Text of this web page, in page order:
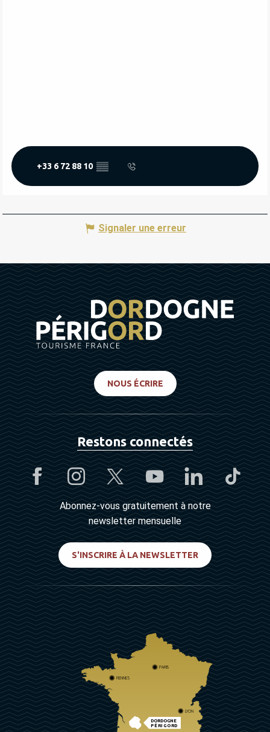
+33 6 72 88 10 ▒▒
Signaler une erreur
NOUS ÉCRIRE
Restons connectés
Abonnez-vous gratuitement à notre
newsletter mensuelle
S'INSCRIRE À LA NEWSLETTER
DORDOGNE
PÉRIGORD
PARIS
RENNES
LYON